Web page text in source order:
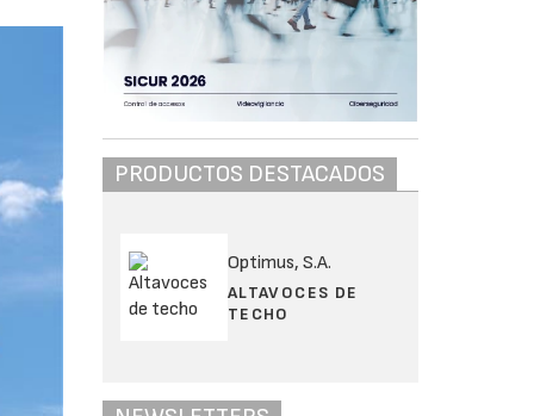
PRODUCTOS DESTACADOS
Optimus, S.A.
ALTAVOCES DE
TECHO